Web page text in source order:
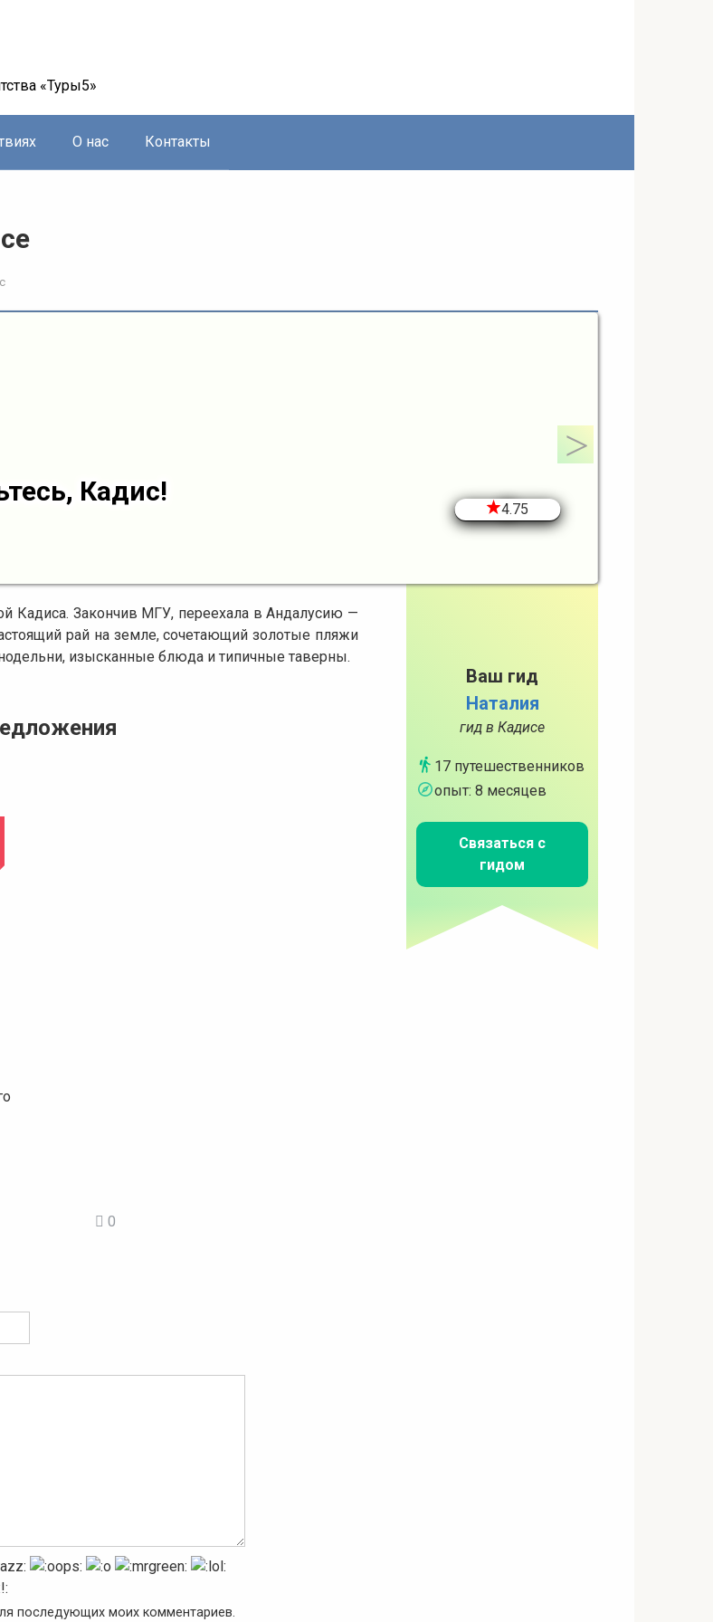
«Туры5»
О нас Контакты
Кадис!
4.75
Ваш гид
Наталия
гид в Кадисе
17 путешественников
опыт: 8 месяцев
Связаться с
гидом
Кадиса. Закончив МГУ, переехала в Андалусию —
рай на земле, сочетающий золотые пляжи
изысканные блюда и типичные таверны.
0
последующих моих комментариев.